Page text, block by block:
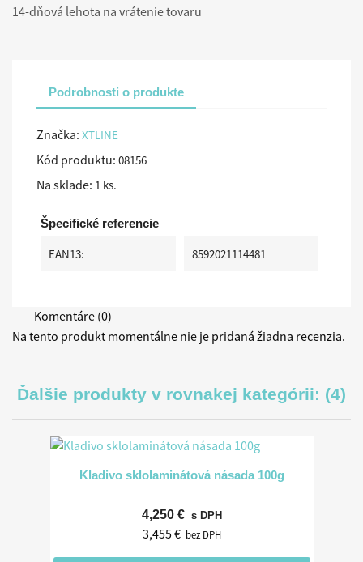
14-dňová lehota na vrátenie tovaru
Podrobnosti o produkte
Značka: XTLINE
Kód produktu: 08156
Na sklade: 1 ks.
Špecifické referencie
EAN13: 8592021114481
Komentáre (0)
Na tento produkt momentálne nie je pridaná žiadna recenzia.
Ďalšie produkty v rovnakej kategórii: (4)
Kladivo sklolaminátová násada 100g
4,250 € s DPH
3,455 € bez DPH